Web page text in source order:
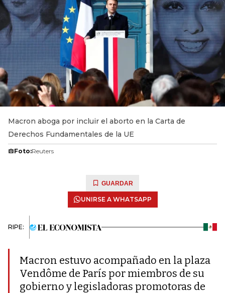
Macron aboga por incluir el aborto en la Carta de
Derechos Fundamentales de la UE
Foto:Reuters
GUARDAR
UNIRSE A WHATSAPP
RIPE:
Macron estuvo acompañado en la plaza
Vendôme de París por miembros de su
gobierno y legisladoras promotoras de